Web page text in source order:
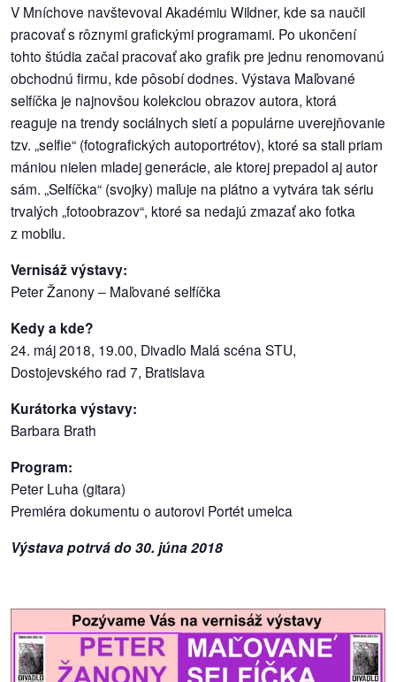
práca
odkazy
petície
z
médií
videá
/
knihy
výstavy
o
podpora
podporte
nás
podporili
autorské
zázemie
kontaktujte
V Mníchove navštevoval Akadémiu Wildner, kde sa naučil
pracovať s rôznymi grafickými programami. Po ukončení
tohto štúdia začal pracovať ako grafik pre jednu renomovanú
obchodnú firmu, kde pôsobí dodnes. Výstava Maľované
selfíčka je najnovšou kolekciou obrazov autora, ktorá
reaguje na trendy sociálnych sietí a populárne uverejňovanie
tzv. „selfie“ (fotografických autoportrétov), ktoré sa stali priam
mániou nielen mladej generácie, ale ktorej prepadol aj autor
sám. „Selfíčka“ (svojky) maľuje na plátno a vytvára tak sériu
trvalých „fotoobrazov“, ktoré sa nedajú zmazať ako fotka
z mobilu.
Vernisáž výstavy:
Peter Žanony – Maľované selfíčka
Kedy a kde?
24. máj 2018, 19.00, Divadlo Malá scéna STU,
Dostojevského rad 7, Bratislava
Kurátorka výstavy:
Barbara Brath
Program:
Peter Luha (gitara)
Premiéra dokumentu o autorovi Portét umelca
Výstava potrvá do 30. júna 2018